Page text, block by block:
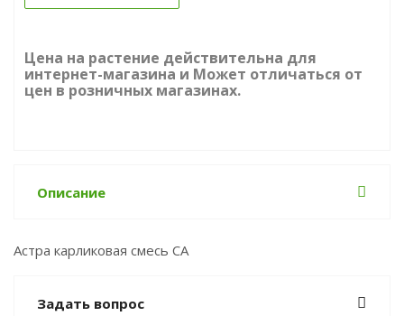
Цена на растение действительна для
интернет-магазина и Может отличаться от
цен в розничных магазинах.
Описание
Астра карликовая смесь СА
Задать вопрос